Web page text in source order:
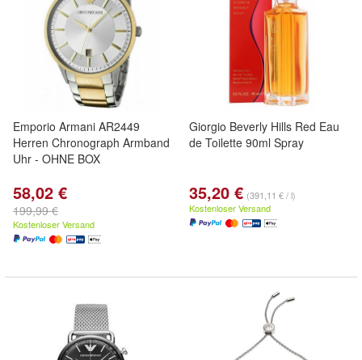
Emporio Armani AR2449
Herren Chronograph Armband
Uhr - OHNE BOX
58,02 €
199,99 €
Kostenloser Versand
Giorgio Beverly Hills Red Eau
de Toilette 90ml Spray
35,20 € (391,11 € / l)
Kostenloser Versand